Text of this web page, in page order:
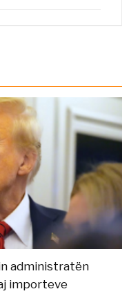
administratën
importeve